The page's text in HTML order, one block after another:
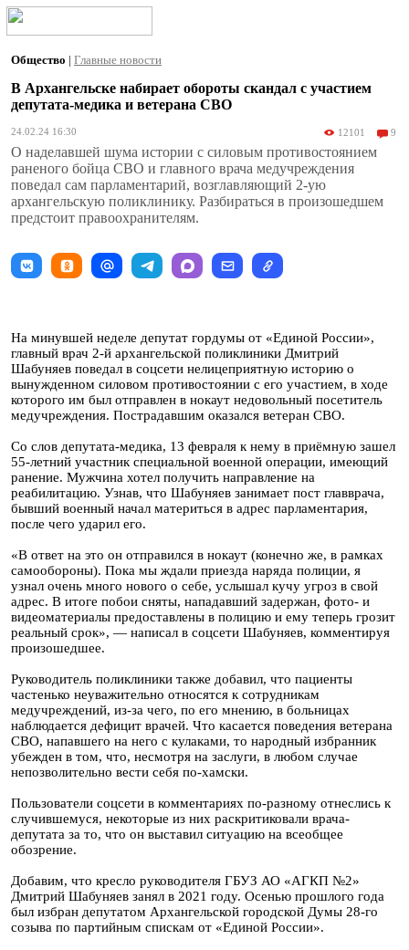
Общество | Главные новости
В Архангельске набирает обороты скандал с участием
депутата-медика и ветерана СВО
24.02.24 16:30 12101 9
О наделавшей шума истории с силовым противостоянием
раненого бойца СВО и главного врача медучреждения
поведал сам парламентарий, возглавляющий 2-ую
архангельскую поликлинику. Разбираться в произошедшем
предстоит правоохранителям.
На минувшей неделе депутат гордумы от «Единой России»,
главный врач 2-й архангельской поликлиники Дмитрий
Шабуняев поведал в соцсети нелицеприятную историю о
вынужденном силовом противостоянии с его участием, в ходе
которого им был отправлен в нокаут недовольный посетитель
медучреждения. Пострадавшим оказался ветеран СВО.
Со слов депутата-медика, 13 февраля к нему в приёмную зашел
55-летний участник специальной военной операции, имеющий
ранение. Мужчина хотел получить направление на
реабилитацию. Узнав, что Шабуняев занимает пост главврача,
бывший военный начал материться в адрес парламентария,
после чего ударил его.
«В ответ на это он отправился в нокаут (конечно же, в рамках
самообороны). Пока мы ждали приезда наряда полиции, я
узнал очень много нового о себе, услышал кучу угроз в свой
адрес. В итоге побои сняты, нападавший задержан, фото- и
видеоматериалы предоставлены в полицию и ему теперь грозит
реальный срок», — написал в соцсети Шабуняев, комментируя
произошедшее.
Руководитель поликлиники также добавил, что пациенты
частенько неуважительно относятся к сотрудникам
медучреждений, из-за чего, по его мнению, в больницах
наблюдается дефицит врачей. Что касается поведения ветерана
СВО, напавшего на него с кулаками, то народный избранник
убежден в том, что, несмотря на заслуги, в любом случае
непозволительно вести себя по-хамски.
Пользователи соцсети в комментариях по-разному отнеслись к
случившемуся, некоторые из них раскритиковали врача-
депутата за то, что он выставил ситуацию на всеобщее
обозрение.
Добавим, что кресло руководителя ГБУЗ АО «АГКП №2»
Дмитрий Шабуняев занял в 2021 году. Осенью прошлого года
был избран депутатом Архангельской городской Думы 28-го
созыва по партийным спискам от «Единой России».